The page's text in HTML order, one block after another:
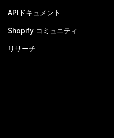
APIドキュメント
Shopify コミュニティ
リサーチ